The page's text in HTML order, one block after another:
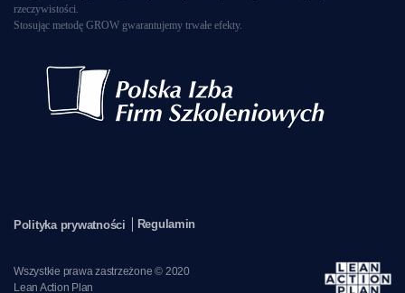
rzeczywistości.
Stosując metodę GROW gwarantujemy trwałe efekty.
Wszystkie prawa zastrzeżone © 2020
Lean Action Plan
Polityka prywatności Regulamin